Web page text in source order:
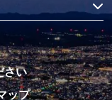
さい
ップ